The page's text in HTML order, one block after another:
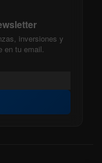
inversiones y
en tu email.